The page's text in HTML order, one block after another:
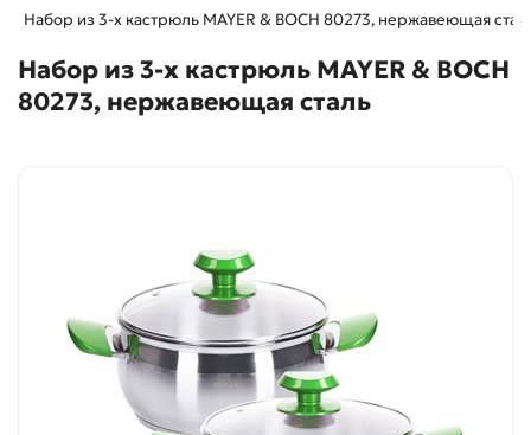
Набор из 3-х кастрюль MAYER & BOCH 80273, нержавеющая
Набор из 3-х кастрюль MAYER & BOCH
80273, нержавеющая сталь